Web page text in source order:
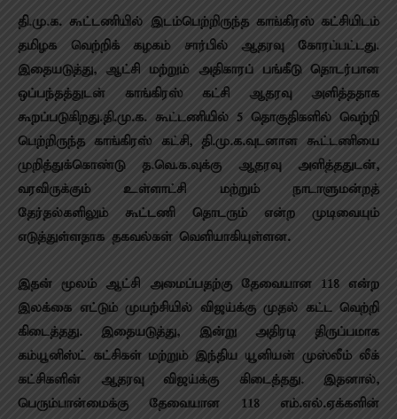
தி.மு.க. கூட்டணியில் இடம்பெற்றிருந்த காங்கிரஸ் கட்சியிடம்
தமிழக வெற்றிக் கழகம் சார்பில் ஆதரவு கோரப்பட்டது.
இதையடுத்து, ஆட்சி மற்றும் அதிகாரப் பங்கீடு தொடர்பான
ஒப்பந்தத்துடன் காங்கிரஸ் கட்சி ஆதரவு அளித்ததாக
கூறப்படுகிறது.தி.மு.க. கூட்டணியில் 5 தொகுதிகளில் வெற்றி
பெற்றிருந்த காங்கிரஸ் கட்சி, தி.மு.க.வுடனான கூட்டணியை
முறித்துக்கொண்டு த.வெ.க.வுக்கு ஆதரவு அளித்ததுடன்,
வரவிருக்கும் உள்ளாட்சி மற்றும் நாடாளுமன்றத்
தேர்தல்களிலும் கூட்டணி தொடரும் என்ற முடிவையும்
எடுத்துள்ளதாக தகவல்கள் வெளியாகியுள்ளன.
இதன் மூலம் ஆட்சி அமைப்பதற்கு தேவையான 118 என்ற
இலக்கை எட்டும் முயற்சியில் விஜய்க்கு முதல் கட்ட வெற்றி
கிடைத்தது. இதையடுத்து, இன்று அதிரடி திருப்பமாக
கம்யூனிஸ்ட் கட்சிகள் மற்றும் இந்திய யூனியன் முஸ்லீம் லீக்
கட்சிகளின் ஆதரவு விஜய்க்கு கிடைத்தது. இதனால்,
பெரும்பான்மைக்கு தேவையான 118 எம்.எல்.ஏக்களின்